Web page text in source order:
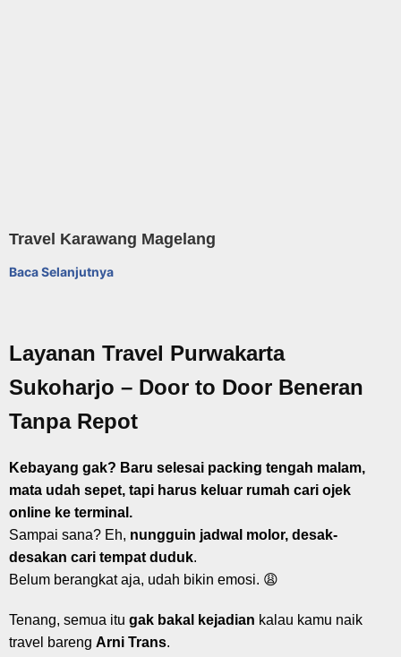
Travel Karawang Magelang
Baca Selanjutnya
Layanan Travel Purwakarta
Sukoharjo – Door to Door Beneran
Tanpa Repot
Kebayang gak? Baru selesai packing tengah malam,
mata udah sepet, tapi harus keluar rumah cari ojek
online ke terminal.
Sampai sana? Eh, nungguin jadwal molor, desak-
desakan cari tempat duduk.
Belum berangkat aja, udah bikin emosi. 😩
Tenang, semua itu gak bakal kejadian kalau kamu naik
travel bareng Arni Trans.